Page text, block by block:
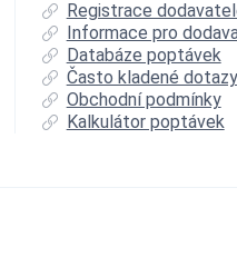
Registrace
Informace pro
Databáze poptávek
Často kladené dotazy
Obchodní podmínky
Kalkulátor poptávek